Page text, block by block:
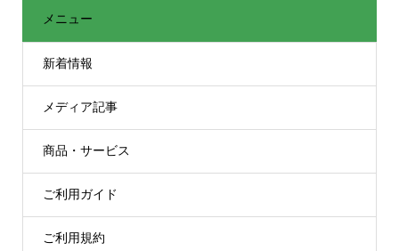
メニュー
新着情報
メディア記事
商品・サービス
ご利用ガイド
ご利用規約